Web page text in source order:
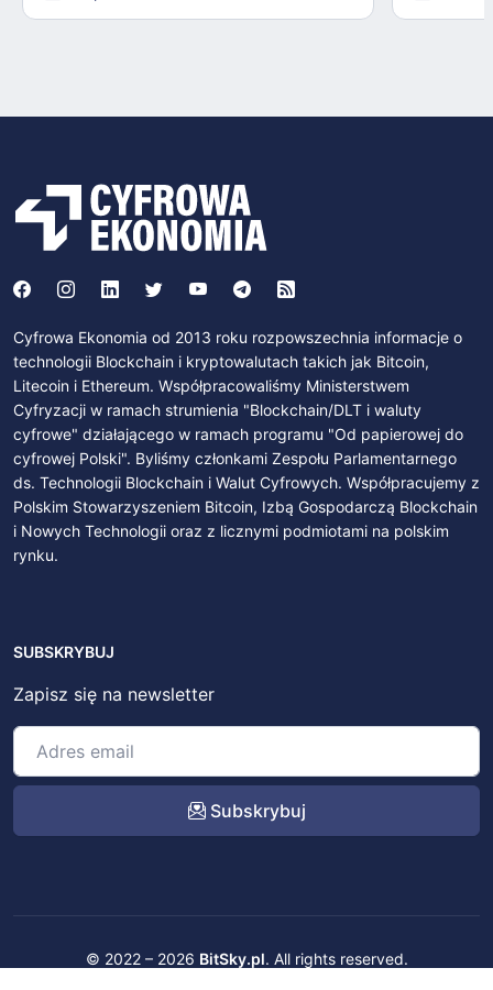
Cyfrowa Ekonomia od 2013 roku rozpowszechnia informacje o
technologii Blockchain i kryptowalutach takich jak Bitcoin,
Litecoin i Ethereum. Współpracowaliśmy Ministerstwem
Cyfryzacji w ramach strumienia "Blockchain/DLT i waluty
cyfrowe" działającego w ramach programu "Od papierowej do
cyfrowej Polski". Byliśmy członkami Zespołu Parlamentarnego
ds. Technologii Blockchain i Walut Cyfrowych. Współpracujemy z
Polskim Stowarzyszeniem Bitcoin, Izbą Gospodarczą Blockchain
i Nowych Technologii oraz z licznymi podmiotami na polskim
rynku.
SUBSKRYBUJ
Zapisz się na newsletter
Subskrybuj
© 2022 – 2026 BitSky.pl. All rights reserved.